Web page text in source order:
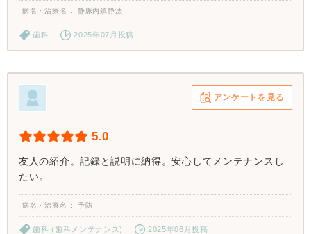
病名・治療名 静脈内鎮静法
歯科 2025年07月投稿
アンケートを見る
5.0
友人の紹介。記録と説明に納得。安心してメンテナンスし
たい。
病名・治療名 予防
歯科 (歯科メンテナンス) 2025年06月投稿